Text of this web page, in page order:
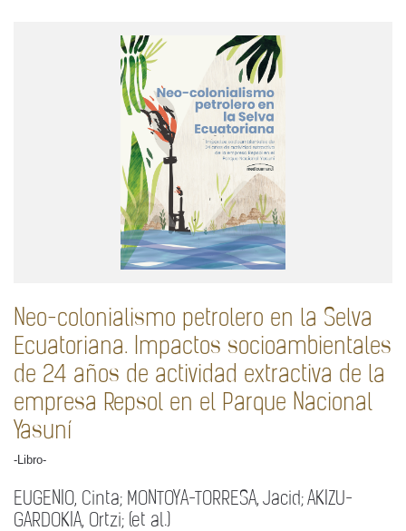
Neo-colonialismo petrolero en la Selva
Ecuatoriana. Impactos socioambientales
de 24 años de actividad extractiva de la
empresa Repsol en el Parque Nacional
Yasuní
-Libro-
EUGENIO, Cinta; MONTOYA-TORRESA, Jacid; AKIZU-
GARDOKIA, Ortzi; (et al.)